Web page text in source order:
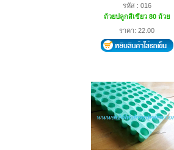
รหัส : 016
ถ้วยปลูกสีเขียว 80 ถ้วย
ราคา: 22.00